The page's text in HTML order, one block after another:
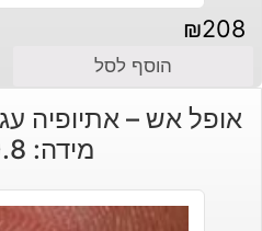
₪208
הוסף לסל
מידה: 0.8 מ"מ